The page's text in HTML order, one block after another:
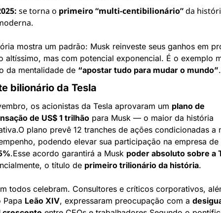
se torna o primeiro “multi-centibilionário” da
mostra um padrão: Musk reinveste seus ganhos em
altíssimo, mas com potencial exponencial. É o exemplo
da mentalidade de “apostar tudo para mudar o mundo”.
bilionário da Tesla
os acionistas da Tesla aprovaram um plano de
de US$ 1 trilhão para Musk — o maior da história
O plano prevê 12 tranches de ações condicionadas a
podendo elevar sua participação na empresa de
.Esse acordo garantirá a Musk poder absoluto sobre a
o título de primeiro trilionário da história.
todos celebram. Consultores e críticos corporativos,
Papa Leão XIV, expressaram preocupação com a